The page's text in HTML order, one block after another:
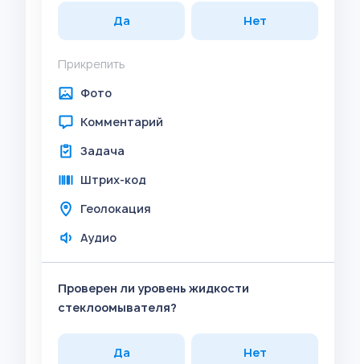
Да Нет
Прикрепить
Фото
Комментарий
Задача
Штрих-код
Геолокация
Аудио
Проверен ли уровень жидкости
стеклоомывателя?
Да Нет